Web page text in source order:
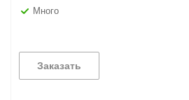
Много
Заказать